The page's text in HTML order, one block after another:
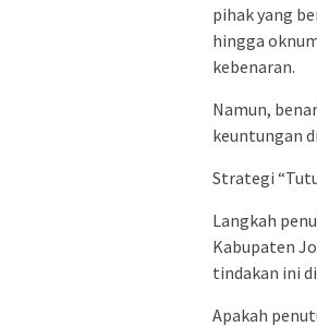
pihak yang
hingga
kebenaran.
​Namun,
keuntungan
​Strategi
​Langkah
Kabupaten
tindakan ini
​Apakah